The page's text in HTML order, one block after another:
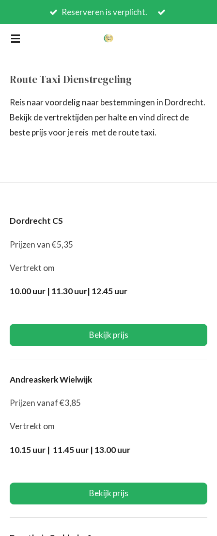
direct
naar
Reserveren is verplicht.
Route Taxi Dienstregeling
Reis naar voordelig naar bestemmingen in Dordrecht.
Bekijk de vertrektijden per halte en vind direct de
beste prijs voor je reis met de route taxi.
Dordrecht CS
Prijzen van €5,35
Vertrekt om
10.00 uur | 11.30 uur| 12.45 uur
Bekijk prijs
Andreaskerk Wielwijk
Prijzen vanaf €3,85
Vertrekt om
10.15 uur | 11.45 uur | 13.00 uur
Bekijk prijs